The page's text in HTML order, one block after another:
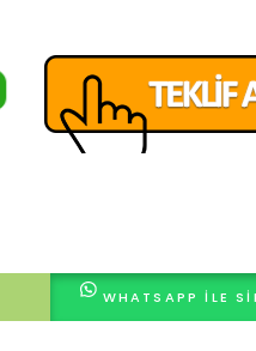
WHATSAPP ILE